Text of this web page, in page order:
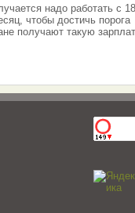
надо работать с
чтобы достичь порога
получают такую